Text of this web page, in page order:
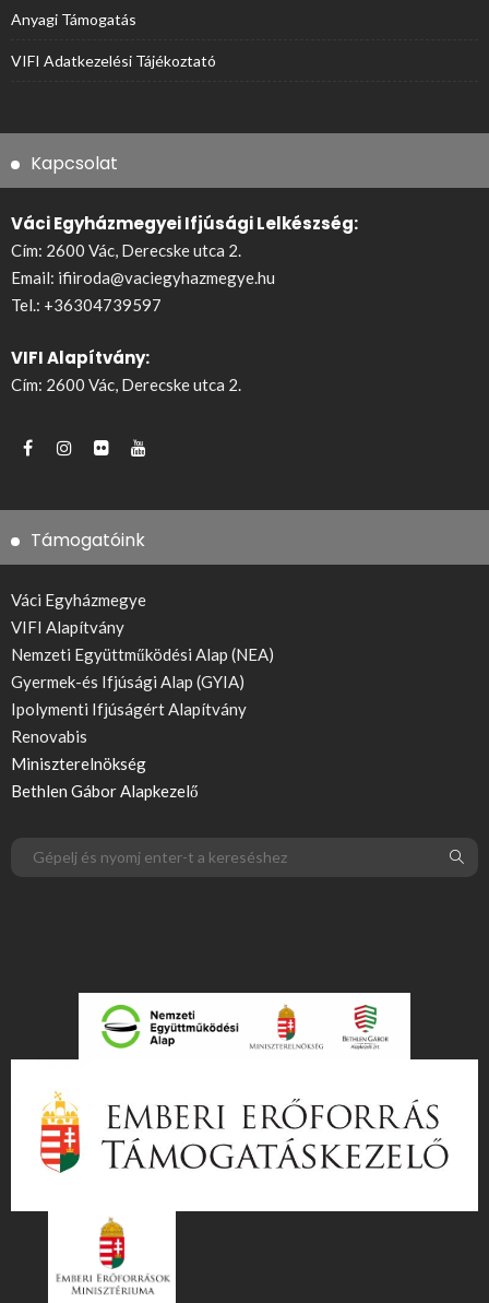
Anyagi Támogatás
VIFI Adatkezelési Tájékoztató
Kapcsolat
Váci Egyházmegyei Ifjúsági Lelkészség:
Cím: 2600 Vác, Derecske utca 2.
Email: ifiiroda@vaciegyhazmegye.hu
Tel.: +36304739597
VIFI Alapítvány:
Cím: 2600 Vác, Derecske utca 2.
Támogatóink
Váci Egyházmegye
VIFI Alapítvány
Nemzeti Együttműködési Alap (NEA)
Gyermek-és Ifjúsági Alap (GYIA)
Ipolymenti Ifjúságért Alapítvány
Renovabis
Miniszterelnökség
Bethlen Gábor Alapkezelő